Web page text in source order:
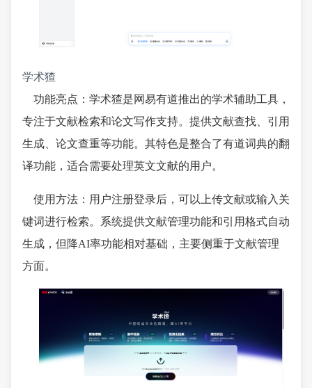
学术猹
功能亮点：学术猹是网易有道推出的学术辅助工具，
专注于文献检索和论文写作支持。提供文献查找、引用
生成、论文查重等功能。其特色是整合了有道词典的翻
译功能，适合需要处理英文文献的用户。
使用方法：用户注册登录后，可以上传文献或输入关
键词进行检索。系统提供文献管理功能和引用格式自动
生成，但降AI率功能相对基础，主要侧重于文献管理
方面。